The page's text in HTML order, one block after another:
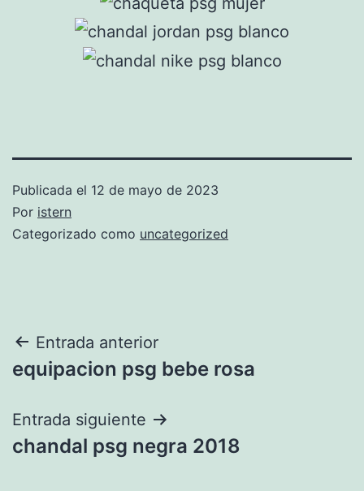
Publicada el 12 de mayo de 2023
Por istern
Categorizado como uncategorized
Navegación
de
entradas
Entrada anterior
equipacion psg bebe rosa
Entrada siguiente
chandal psg negra 2018